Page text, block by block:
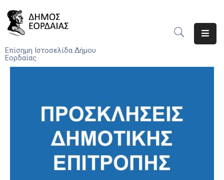
Επίσημη Ιστοσελίδα Δήμου
Εορδαίας
Ο
Υπηρεσίες
Προσκλήσεις